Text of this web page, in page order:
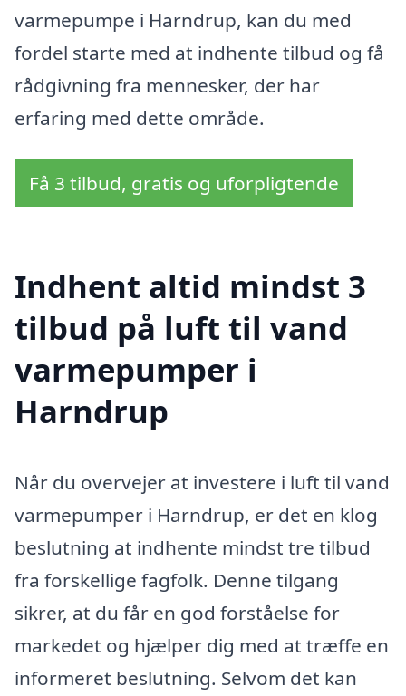
varmepumpe i Harndrup, kan du med
fordel starte med at indhente tilbud og få
rådgivning fra mennesker, der har
erfaring med dette område.
Få 3 tilbud, gratis og uforpligtende
Indhent altid mindst 3
tilbud på luft til vand
varmepumper i
Harndrup
Når du overvejer at investere i luft til vand
varmepumper i Harndrup, er det en klog
beslutning at indhente mindst tre tilbud
fra forskellige fagfolk. Denne tilgang
sikrer, at du får en god forståelse for
markedet og hjælper dig med at træffe en
informeret beslutning. Selvom det kan